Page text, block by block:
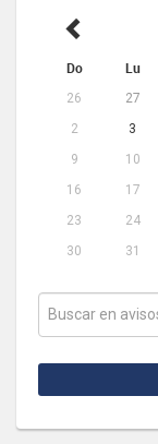
Do Lu
26 27
2
3
9
10
16
17
23
24
30
31